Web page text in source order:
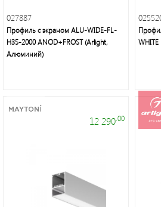
027887
Профиль с экраном ALU-WIDE-FL-
H35-2000 ANOD+FROST (Arlight,
Алюминий)
12 290.00